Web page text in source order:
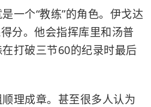
一个“教练”的角色。伊戈达
分。他会指挥库里和汤普
打破三节60的纪录时最后
理成章。甚至很多人认为